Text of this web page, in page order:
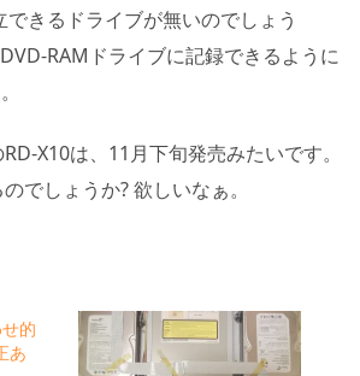
きるドライブが無いのでしょう
RAMドライブに記録できるように
X10は、11月下旬発売みたいです。
でしょうか? 欲しいなぁ。
的
あ